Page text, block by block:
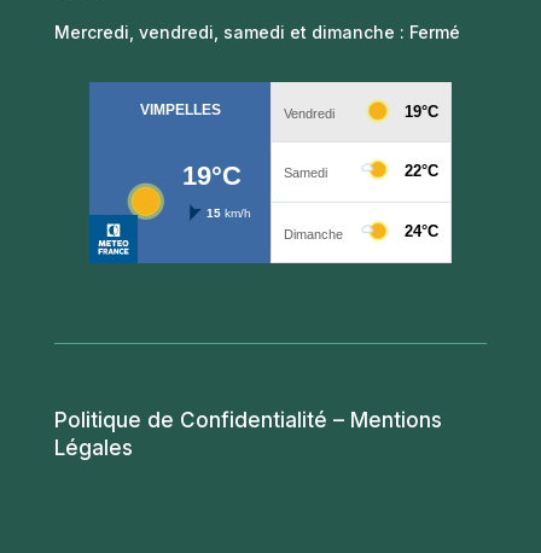
Mercredi, vendredi, samedi et dimanche : Fermé
Politique de Confidentialité – Mentions
Légales